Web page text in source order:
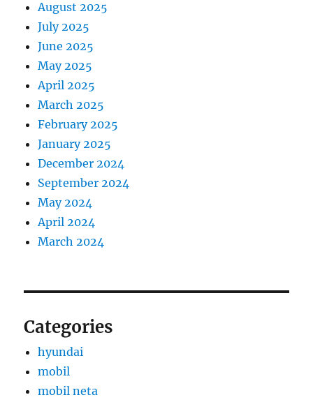
August 2025
July 2025
June 2025
May 2025
April 2025
March 2025
February 2025
January 2025
December 2024
September 2024
May 2024
April 2024
March 2024
Categories
hyundai
mobil
mobil neta